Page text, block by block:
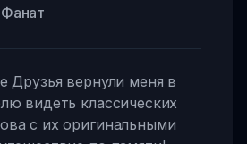
Друзья вернули меня в
видеть классических
с их оригинальными